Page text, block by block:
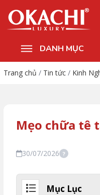
DANH MỤC
Trang chủ / Tin tức / Kinh
Mẹo chữa tê
30/07/2026 ?
Mục Lục